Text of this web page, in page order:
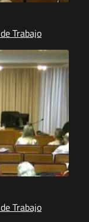
Trabajo
Trabajo